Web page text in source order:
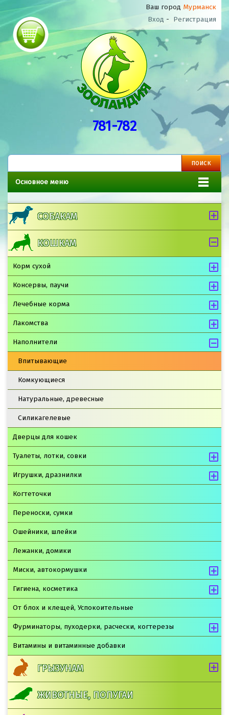
Ваш город Мурманск
Вход - Регистрация
781-782
Основное меню
СОБАКАМ
КОШКАМ
Корм сухой
Консервы, паучи
Лечебные корма
Лакомства
Наполнители
Впитывающие
Комкующиеся
Натуральные, древесные
Силикагелевые
Дверцы для кошек
Туалеты, лотки, совки
Игрушки, дразнилки
Когтеточки
Переноски, сумки
Ошейники, шлейки
Лежанки, домики
Миски, автокормушки
Гигиена, косметика
От блох и клещей, Успокоительные
Фурминаторы, пуходерки, расчески, когтерезы
Витамины и витаминные добавки
ГРЫЗУНАМ
ЖИВОТНЫЕ, ПОПУГАИ